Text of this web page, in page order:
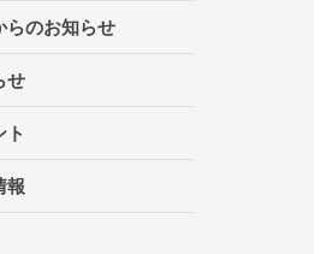
らのお知らせ
せ
ト
報